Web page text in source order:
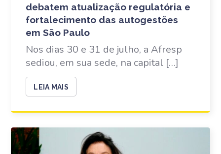
debatem atualização regulatória e
fortalecimento das autogestões
em São Paulo
Nos dias 30 e 31 de julho, a Afresp
sediou, em sua sede, na capital […]
LEIA MAIS